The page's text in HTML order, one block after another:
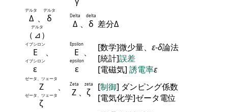
Δ
デルタ
、 δ
デルタ
（ ⊿
デルタ
）
Δ
Delta
、 δ
delta
差分Δ
Ε
イプシロン
、
ε
イプシロン
Ε
Epsilon
、
ε
epsilon
[数学]微少量、 ε-δ論法
[統計]誤差
[電磁気] 誘電率ε
Ζ
ゼータ、ツェータ
、
ζ
ゼータ、ツェータ Ζ
Zeta
、 ζ
zeta [制御] ダンピング係数
[電気化学]ゼータ電位